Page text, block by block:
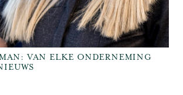
VAN ELKE ONDERNEMING